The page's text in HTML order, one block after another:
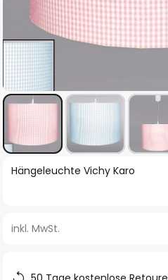
Zum
Anfang
springen
Hängeleuchte Vichy Karo
inkl. MwSt.